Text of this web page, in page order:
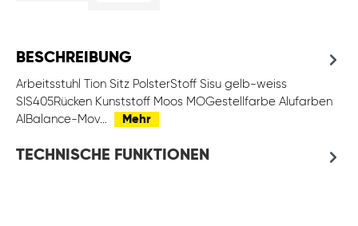
BESCHREIBUNG
Arbeitsstuhl Tion Sitz PolsterStoff Sisu gelb-weiss
SIS405Rücken Kunststoff Moos MOGestellfarbe Alufarben
AlBalance-Mov…
Mehr
TECHNISCHE FUNKTIONEN